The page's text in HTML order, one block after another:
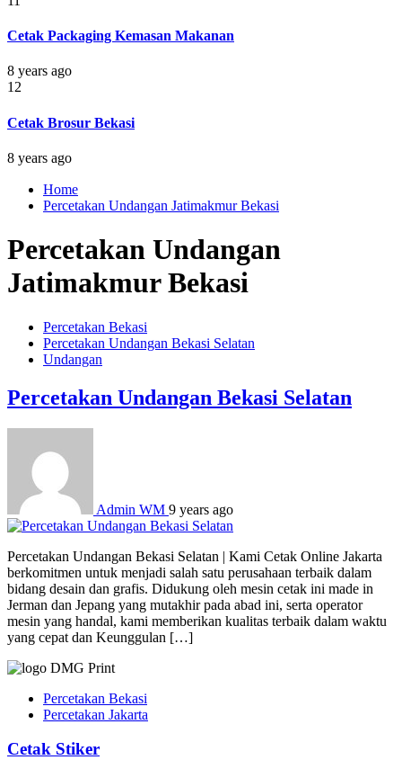
Cetak Packaging Kemasan Makanan
8 years ago
12
Cetak Brosur Bekasi
8 years ago
Home
Percetakan Undangan Jatimakmur Bekasi
Percetakan Undangan
Jatimakmur Bekasi
Percetakan Bekasi
Percetakan Undangan Bekasi Selatan
Undangan
Percetakan Undangan Bekasi Selatan
Admin WM 9 years ago
Percetakan Undangan Bekasi Selatan | Kami Cetak Online Jakarta
berkomitmen untuk menjadi salah satu perusahaan terbaik dalam
bidang desain dan grafis. Didukung oleh mesin cetak ini made in
Jerman dan Jepang yang mutakhir pada abad ini, serta operator
mesin yang handal, kami memberikan kualitas terbaik dalam waktu
yang cepat dan Keunggulan […]
Percetakan Bekasi
Percetakan Jakarta
Cetak Stiker